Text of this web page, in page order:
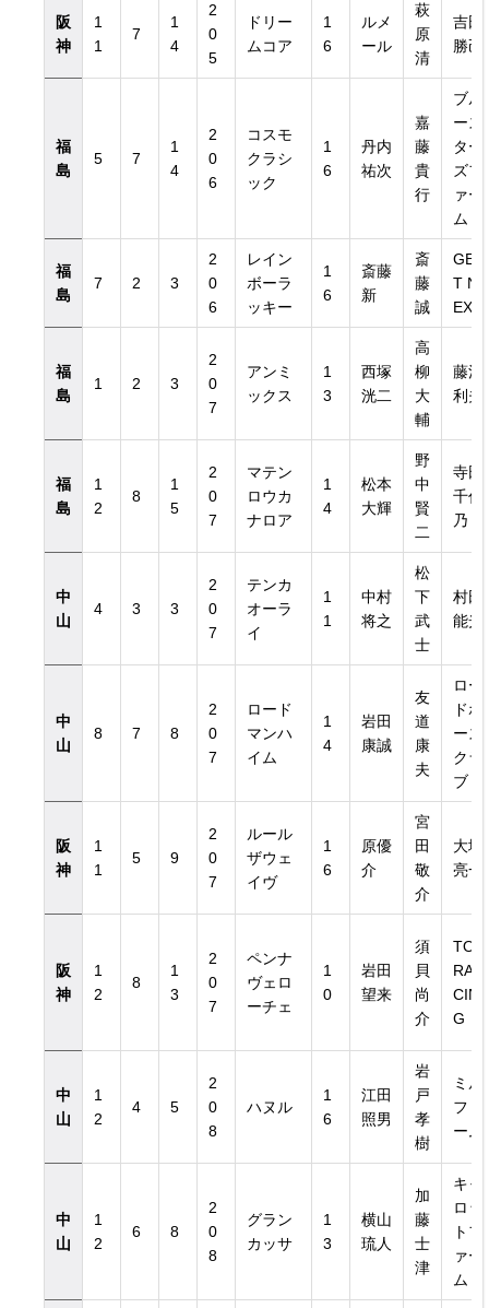
阪
神
1
1
7
1
4
2
0
5
ドリー
ムコア
1
6
ルメ
ール
萩
原
清
吉田
勝己
福
島
5 7
1
4
2
0
6
コスモ
クラシ
ック
1
6
丹内
祐次
嘉
藤
貴
行
ブル
ース
ター
ズフ
ァー
ム
福
島
7 2 3
2
0
6
レイン
ボーラ
ッキー
1
6
斎藤
新
斎
藤
誠
GE
T N
EXT
福
島
1 2 3
2
0
7
アンミ
ックス
1
3
西塚
洸二
高
柳
大
輔
藤沼
利夫
福
島
1
2
8
1
5
2
0
7
マテン
ロウカ
ナロア
1
4
松本
大輝
野
中
賢
二
寺田
千代
乃
中
山
4 3 3
2
0
7
テンカ
オーラ
イ
1
1
中村
将之
松
下
武
士
村田
能光
中
山
8 7 8
2
0
7
ロード
マンハ
イム
1
4
岩田
康誠
友
道
康
夫
ロー
ドホ
ース
クラ
ブ
阪
神
1
1
5 9
2
0
7
ルール
ザウェ
イヴ
1
6
原優
介
宮
田
敬
介
大塚
亮一
阪
神
1
2
8
1
3
2
0
7
ペンナ
ヴェロ
ーチェ
1
0
岩田
望来
須
貝
尚
介
TO
RA
CIN
G
中
山
1
2
4 5
2
0
8
ハヌル
1
6
江田
照男
岩
戸
孝
樹
ミル
ファ
ーム
中
山
1
2
6 8
2
0
8
グラン
カッサ
1
3
横山
琉人
加
藤
士
津
キャ
ロッ
トフ
ァー
ム